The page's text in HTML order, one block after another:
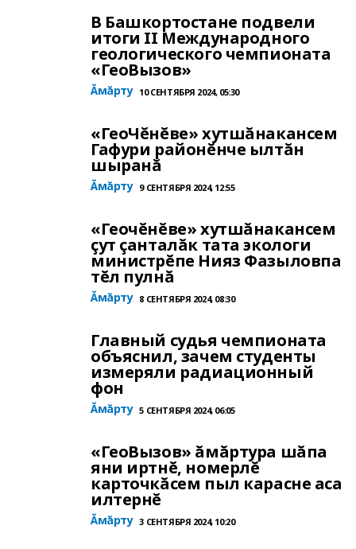
В Башкортостане подвели
итоги II Международного
геологического чемпионата
«ГеоВызов»
Ăмăрту 10 СЕНТЯБРЯ 2024, 05:30
«ГеоЧĕнĕве» хутшăнакансем
Гафури районĕнче ылтăн
шыранă
Ăмăрту 9 СЕНТЯБРЯ 2024, 12:55
«Геочĕнĕве» хутшăнакансем
çут çанталăк тата экологи
министрĕпе Нияз Фазыловпа
тĕл пулнă
Ăмăрту 8 СЕНТЯБРЯ 2024, 08:30
Главный судья чемпионата
объяснил, зачем студенты
измеряли радиационный
фон
Ăмăрту 5 СЕНТЯБРЯ 2024, 06:05
«ГеоВызов» ăмăртура шăпа
яни иртнĕ, номерлĕ
карточкăсем пыл карасне аса
илтернĕ
Ăмăрту 3 СЕНТЯБРЯ 2024, 10:20